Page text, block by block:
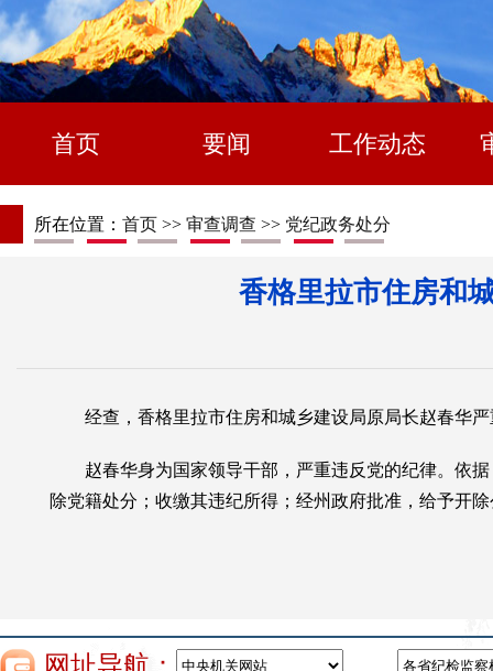
首页 要闻 工作动态
所在位置： 首页 >> 审查调查 >> 党纪政务处分
香格里拉市住房和
经查，香格里拉市住房和城乡建设局原局长赵春华
赵春华身为国家领导干部，严重违反党的纪律。依
除党籍处分；收缴其违纪所得；经州政府批准，给予开